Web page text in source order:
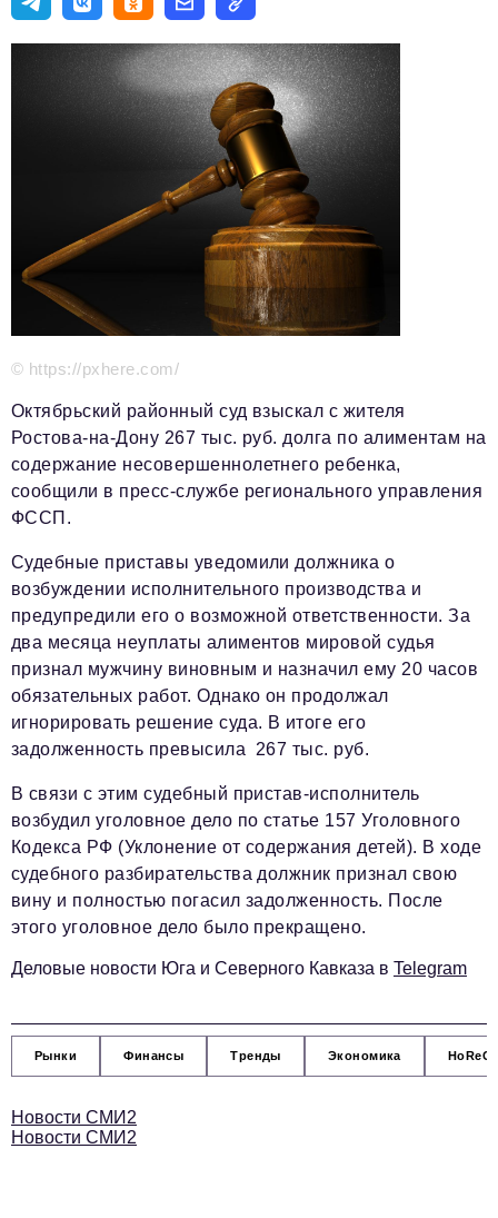
Авто
Персона
Энергетика
Недвижимость
Мнение
Промышленность
Общество
Транспорт
Ритейл
Телеком
Социальная сфера
ЖКХ
Образование
Фоторепортажи
Авторские материалы
Видео
info@business-magazine.online
reklama@business-magazine.online
Отдел распространения/редакционная подписка
© https://pxhere.com/
Октябрьский районный суд взыскал с жителя
Ростова-на-Дону 267 тыс. руб. долга по алиментам на
содержание несовершеннолетнего ребенка,
сообщили в пресс-службе регионального управления
ФССП.
Судебные приставы уведомили должника о
возбуждении исполнительного производства и
предупредили его о возможной ответственности. За
два месяца неуплаты алиментов мировой судья
признал мужчину виновным и назначил ему 20 часов
обязательных работ. Однако он продолжал
игнорировать решение суда. В итоге его
задолженность превысила 267 тыс. руб.
В связи с этим судебный пристав-исполнитель
возбудил уголовное дело по статье 157 Уголовного
Кодекса РФ (Уклонение от содержания детей). В ходе
судебного разбирательства должник признал свою
вину и полностью погасил задолженность. После
этого уголовное дело было прекращено.
Деловые новости Юга и Северного Кавказа в Telegram
Рынки Финансы Тренды Экономика HoReCa
Новости СМИ2
Новости СМИ2